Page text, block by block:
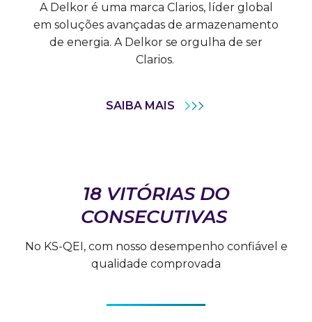
A Delkor é uma marca Clarios, líder global
em soluções avançadas de armazenamento
de energia. A Delkor se orgulha de ser
Clarios.
SAIBA MAIS
18 VITÓRIAS DO
CONSECUTIVAS
No KS-QEI, com nosso desempenho confiável e
qualidade comprovada